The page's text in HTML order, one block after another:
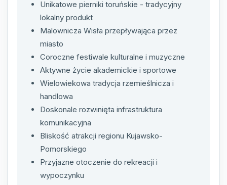
Unikatowe pierniki toruńskie - tradycyjny
lokalny produkt
Malownicza Wisła przepływająca przez
miasto
Coroczne festiwale kulturalne i muzyczne
Aktywne życie akademickie i sportowe
Wielowiekowa tradycja rzemieślnicza i
handlowa
Doskonale rozwinięta infrastruktura
komunikacyjna
Bliskość atrakcji regionu Kujawsko-
Pomorskiego
Przyjazne otoczenie do rekreacji i
wypoczynku